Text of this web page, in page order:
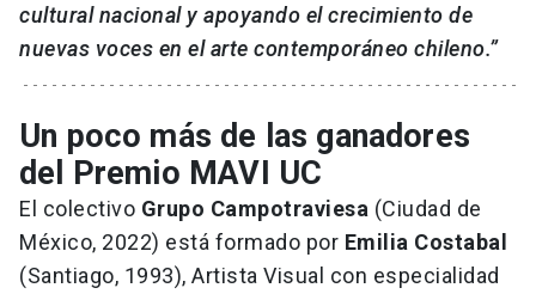
cultural nacional y apoyando el crecimiento de
nuevas voces en el arte contemporáneo chileno.”
Un poco más de las ganadores
del Premio MAVI UC
El colectivo Grupo Campotraviesa (Ciudad de
México, 2022) está formado por Emilia Costabal
(Santiago, 1993), Artista Visual con especialidad